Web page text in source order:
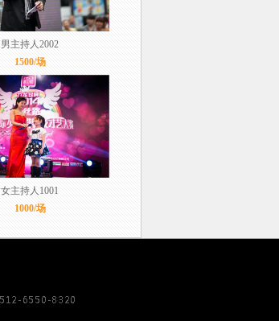
男主持人2002
1500/场
女主持人1001
1000/场